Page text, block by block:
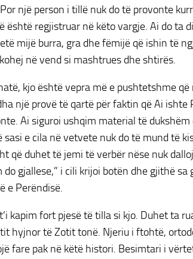
një person i tillë nuk do të provonte
është regjistruar në këto vargje. Ai do ta
mijë burra, gra dhe fëmijë që ishin të
në vend si mashtrues dhe shtirës.
kjo është vepra më e pushtetshme
një provë të qartë për faktin që Ai
Ai siguroi ushqim material të
sasi e cila në vetvete nuk do të mund të
që duhet të jemi të verbër nëse nuk
do gjallese,” i cili krijoi botën dhe gjithë
e Perëndisë.
kapim fort pjesë të tilla si kjo. Duhet ta
hyjnor të Zotit tonë. Njeriu i ftohtë,
fare pak në këtë histori. Besimtari i